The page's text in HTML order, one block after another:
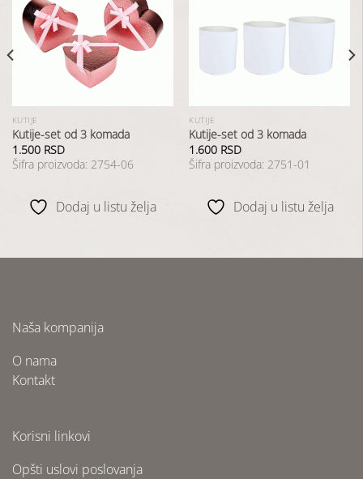
Dodaj
u
listu
želja
KUTIJE
Kutije-set od 3 komada
1.500 RSD
Šifra proizvoda: 2754-06
Dodaj u listu želja
u
KUTIJE
Kutije-set od 3 komada
1.600 RSD
Šifra proizvoda: 2751-01
Dodaj u listu želja
Naša kompanija
O nama
Kontakt
Korisni linkovi
Opšti uslovi poslovanja